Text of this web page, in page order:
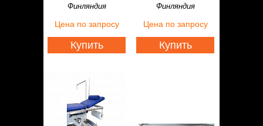
Финляндия
Цена по запросу
Купить
Финляндия
Цена по запросу
Купить